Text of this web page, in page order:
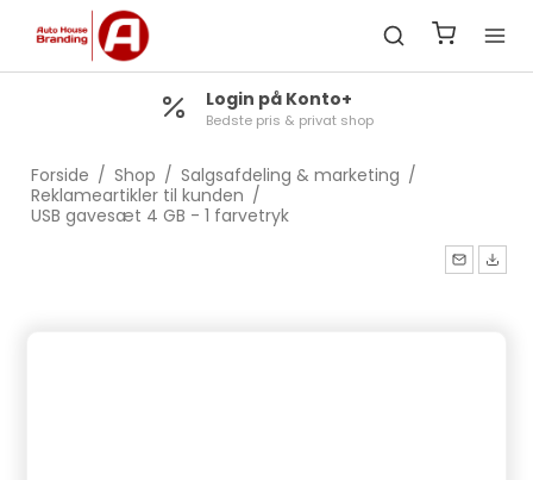
Login på Konto+
Bedste pris & privat shop
Forside / Shop / Salgsafdeling & marketing /
Reklameartikler til kunden /
USB gavesæt 4 GB - 1 farvetryk